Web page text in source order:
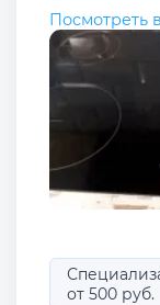
Посмотреть
от 500 руб.